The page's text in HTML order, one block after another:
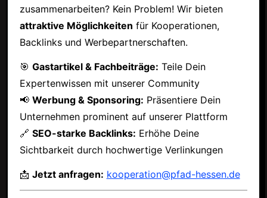
zusammenarbeiten? Kein Problem! Wir bieten
attraktive Möglichkeiten für Kooperationen,
Backlinks und Werbepartnerschaften.
🎯 Gastartikel & Fachbeiträge: Teile Dein
Expertenwissen mit unserer Community
📢 Werbung & Sponsoring: Präsentiere Dein
Unternehmen prominent auf unserer Plattform
🔗 SEO-starke Backlinks: Erhöhe Deine
Sichtbarkeit durch hochwertige Verlinkungen
📩 Jetzt anfragen: kooperation@pfad-hessen.de